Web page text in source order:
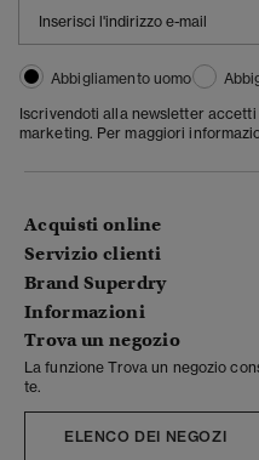
Abbigliamento uomo
Iscrivendoti alla newsletter
marketing. Per maggiori
Acquisti online
Servizio clienti
Brand Superdry
Informazioni
Trova un negozio
La funzione Trova un negozio
te.
ELENCO DEI NEGOZI